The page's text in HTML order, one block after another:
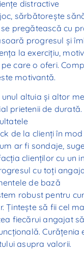
distractive
sărbătorește
pregătească cu
progresul și
la exercițiu,
care o oferi.
motivantă.
unul altuia și altor
prietenii de durată.
de la clienți în
ar fi sondaje,
clienților cu un
cu toți
de bază
robust pentru
Țintește să fii cel
fiecărui angajat
Curățenia
asupra valorii.